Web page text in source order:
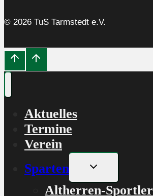
© 2026 TuS Tarmstedt e.V.
Aktuelles
Termine
Verein
Sparten
Untermenü
Altherren-Sportler